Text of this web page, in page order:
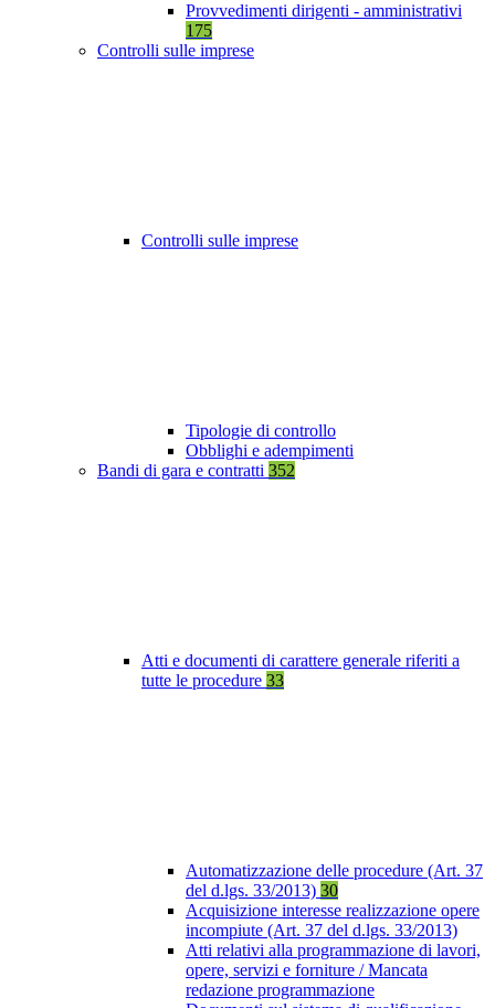
Provvedimenti dirigenti - amministrativi
175
Controlli sulle imprese
Controlli sulle imprese
Tipologie di controllo
Obblighi e adempimenti
Bandi di gara e contratti 352
Atti e documenti di carattere generale riferiti a
tutte le procedure 33
Automatizzazione delle procedure (Art. 37
del d.lgs. 33/2013) 30
Acquisizione interesse realizzazione opere
incompiute (Art. 37 del d.lgs. 33/2013)
Atti relativi alla programmazione di lavori,
opere, servizi e forniture / Mancata
redazione programmazione